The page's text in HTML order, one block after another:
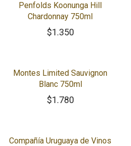
Penfolds Koonunga Hill
Chardonnay 750ml
$1.350
Montes Limited Sauvignon
Blanc 750ml
$1.780
Compañía Uruguaya de Vinos